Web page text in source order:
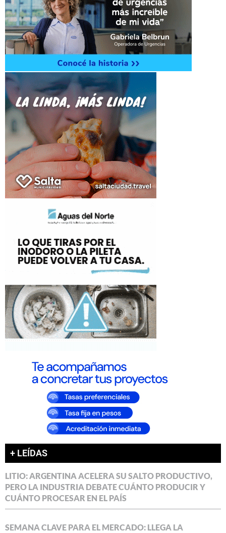
+ LEÍDAS
LITIO: ARGENTINA ACELERA SU SALTO PRODUCTIVO,
PERO LA INDUSTRIA DEBATE CUÁNTO PRODUCIR Y
CUÁNTO PROCESAR EN EL PAÍS
SEMANA CLAVE PARA EL MERCADO: LLEGA LA